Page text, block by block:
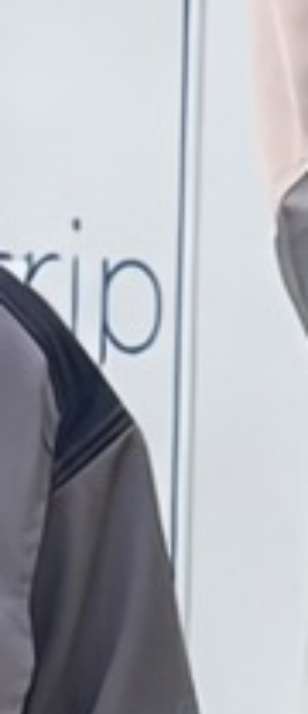
Was erhalten Sie mit Nortrip?
Kostenloses Parken.
Echte Erlebnisse.
Bei den Nortrip-Gastgebern können Sie im
Fjord angeln, sich an lokalen Gerichten satt
essen, in der Umgebung Rad fahren, etwas
über die traditionelle Landwirtschaft
erfahren oder einfach nur die Stille
genießen. Und das alles, während Sie
kostenlos parken, oft direkt an einem Berg,
Fjord oder Bauernhof. An manchen Orten
gibt es einen Laden, an anderen eine
Bäckerei, an wieder anderen Kühe, und an
allen gibt es Gastgeber, die Sie mit einem
Lächeln begrüßen.
Den Führer kaufen